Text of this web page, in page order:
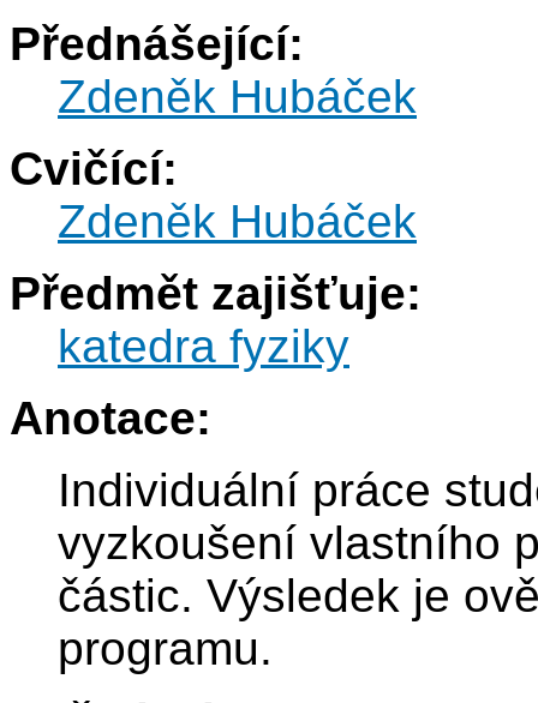
Přednášející:
Zdeněk Hubáček
Cvičící:
Zdeněk Hubáček
Předmět zajišťuje:
katedra fyziky
Anotace:
Individuální práce
vyzkoušení vlastního
částic. Výsledek je
programu.